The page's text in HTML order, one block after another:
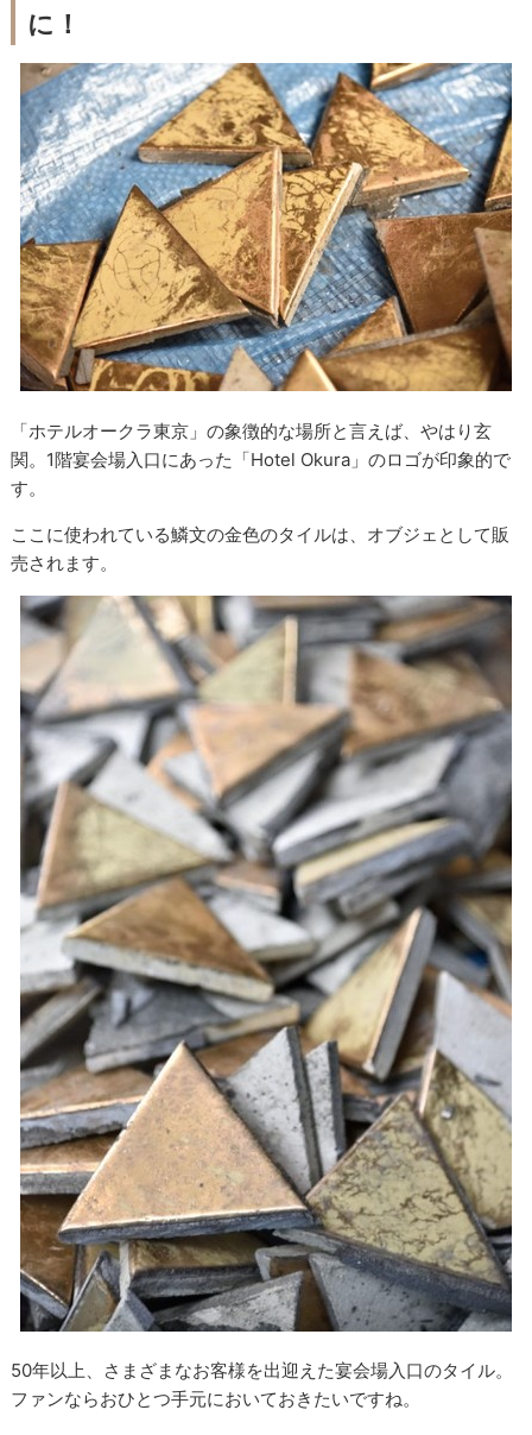
に！
「ホテルオークラ東京」の象徴的な場所と言えば、やはり玄
関。1階宴会場入口にあった「Hotel Okura」のロゴが印象的で
す。
ここに使われている鱗文の金色のタイルは、オブジェとして販
売されます。
50年以上、さまざまなお客様を出迎えた宴会場入口のタイル。
ファンならおひとつ手元においておきたいですね。